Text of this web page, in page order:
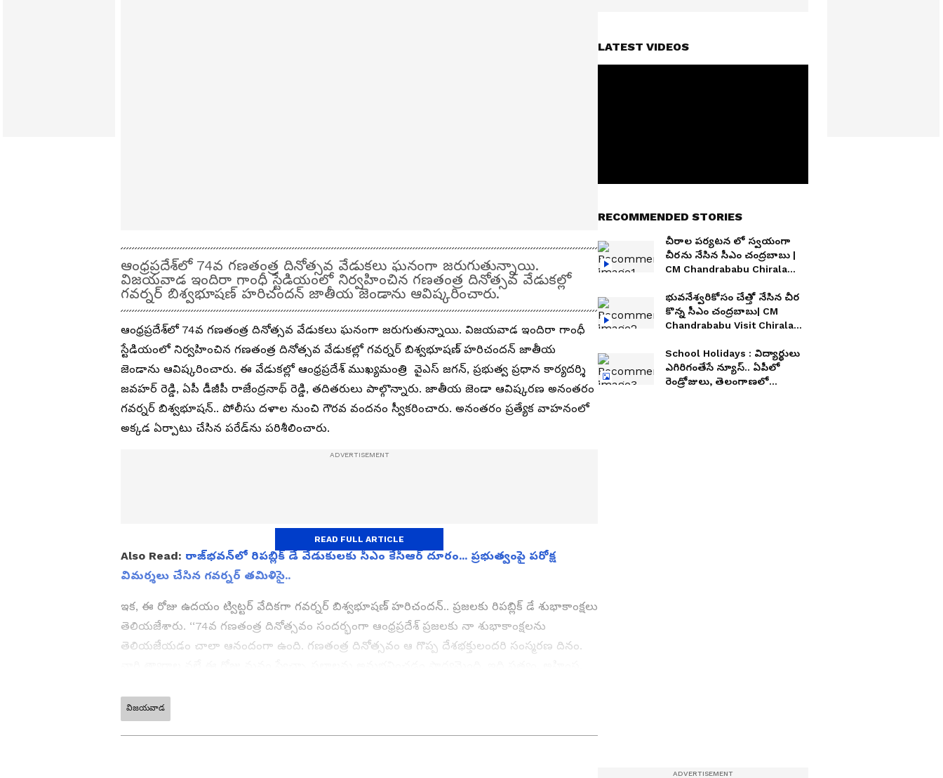
ఆంధ్రప్రదేశ్‌లో 74వ గణతంత్ర దినోత్సవ వేడుకలు ఘనంగా జరుగుతున్నాయి.
విజయవాడ ఇందిరా గాంధీ స్టేడియంలో నిర్వహించిన గణతంత్ర దినోత్సవ వేడుకల్లో
గవర్నర్ బిశ్వభూషణ్ హరిచందన్ జాతీయ జెండాను ఆవిష్కరించారు.
ఆంధ్రప్రదేశ్‌లో 74వ గణతంత్ర దినోత్సవ వేడుకలు ఘనంగా జరుగుతున్నాయి. విజయవాడ ఇందిరా గాంధీ
స్టేడియంలో నిర్వహించిన గణతంత్ర దినోత్సవ వేడుకల్లో గవర్నర్ బిశ్వభూషణ్ హరిచందన్ జాతీయ
జెండాను ఆవిష్కరించారు. ఈ వేడుకల్లో ఆంధ్రప్రదేశ్‌ ముఖ్యమంత్రి వైఎస్ జగన్, ప్రభుత్వ ప్రధాన కార్యదర్శి
జవహర్ రెడ్డి, ఏపీ డీజీపీ రాజేంద్రనాథ్ రెడ్డి, తదితరులు పాల్గొన్నారు. జాతీయ జెండా ఆవిష్కరణ అనంతరం
గవర్నర్ బిశ్వభూషన్.. పోలీసు దళాల నుంచి గౌరవ వందనం స్వీకరించారు. అనంతరం ప్రత్యేక వాహనంలో
అక్కడ ఏర్పాటు చేసిన పరేడ్‌ను పరిశీలించారు.
Also Read: రాజ్‌భవన్‌‌లో రిపబ్లిక్ డే వేడుకులకు సీఎం కేసీఆర్ దూరం... ప్రభుత్వంపై పరోక్ష
విమర్శలు చేసిన గవర్నర్ తమిళిసై..
ఇక, ఈ రోజు ఉదయం ట్విట్టర్‌ వేదికగా గవర్నర్ బిశ్వభూషణ్ హరిచందన్.. ప్రజలకు రిపబ్లిక్ డే శుభాకాంక్షలు
తెలియజేశారు. ‘‘74వ గణతంత్ర దినోత్సవం సందర్భంగా ఆంధ్రప్రదేశ్ ప్రజలకు నా శుభాకాంక్షలను
తెలియజేయడం చాలా ఆనందంగా ఉంది. గణతంత్ర దినోత్సవం ఆ గొప్ప దేశభక్తులందరి సంస్మరణ దినం.
స్వాతంత్ర్యం కోసం మన జాతీయ పోరాటాన్ని ప్రేరేపించాయి. ఈ రోజును నిజంగా గుర్తుండిపోయేలా
చేయడానికి ప్రజలందరికీ నా హృదయపూర్వక శుభాకాంక్షలు. మీ అందరికీ గణతంత్ర దినోత్సవ
READ FULL ARTICLE
ABOUT THE AUTHOR
విజయవాడ
LATEST VIDEOS
RECOMMENDED STORIES
చీరాల పర్యటన లో స్వయంగా
చీరను నేసిన సీఎం చంద్రబాబు |
CM Chandrababu Chirala
భువనేశ్వరికోసం చేత్తో నేసిన చీర
కొన్న సీఎం చంద్రబాబు| CM
Chandrababu Visit Chirala
School Holidays : విద్యార్థులు
ఎగిరిగంతేసే న్యూస్.. ఏపీలో
రెండ్రోజులు, తెలంగాణలో